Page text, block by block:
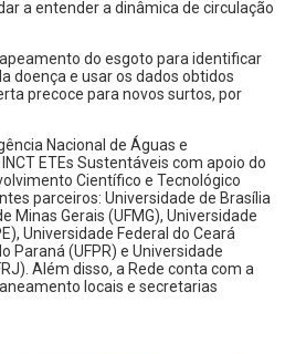
a entender a dinâmica de circulação
do esgoto para identificar
doença e usar os dados obtidos
precoce para novos surtos, por
Nacional de Águas e
ETEs Sustentáveis com apoio do
Científico e Tecnológico
parceiros: Universidade de Brasília
Minas Gerais (UFMG), Universidade
Universidade Federal do Ceará
Paraná (UFPR) e Universidade
Além disso, a Rede conta com a
locais e secretarias